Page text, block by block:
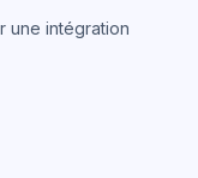
une intégration